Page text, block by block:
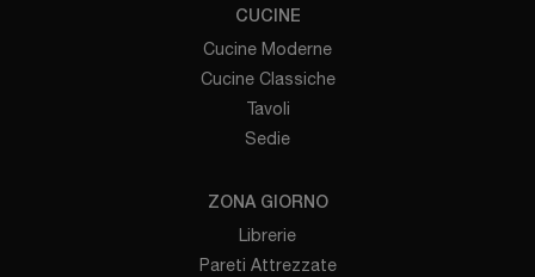
CUCINE
Cucine Moderne
Cucine Classiche
Tavoli
Sedie
ZONA GIORNO
Librerie
Pareti Attrezzate